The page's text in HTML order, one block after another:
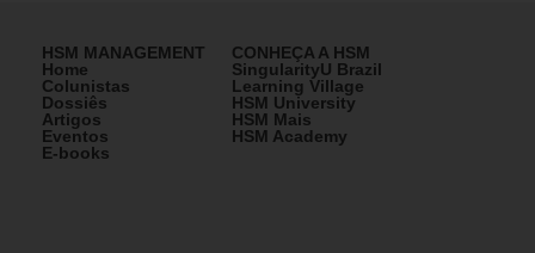
HSM MANAGEMENT
Home
Colunistas
Dossiês
Artigos
Eventos
E-books
CONHEÇA A HSM
SingularityU Brazil
Learning Village
HSM University
HSM Mais
HSM Academy